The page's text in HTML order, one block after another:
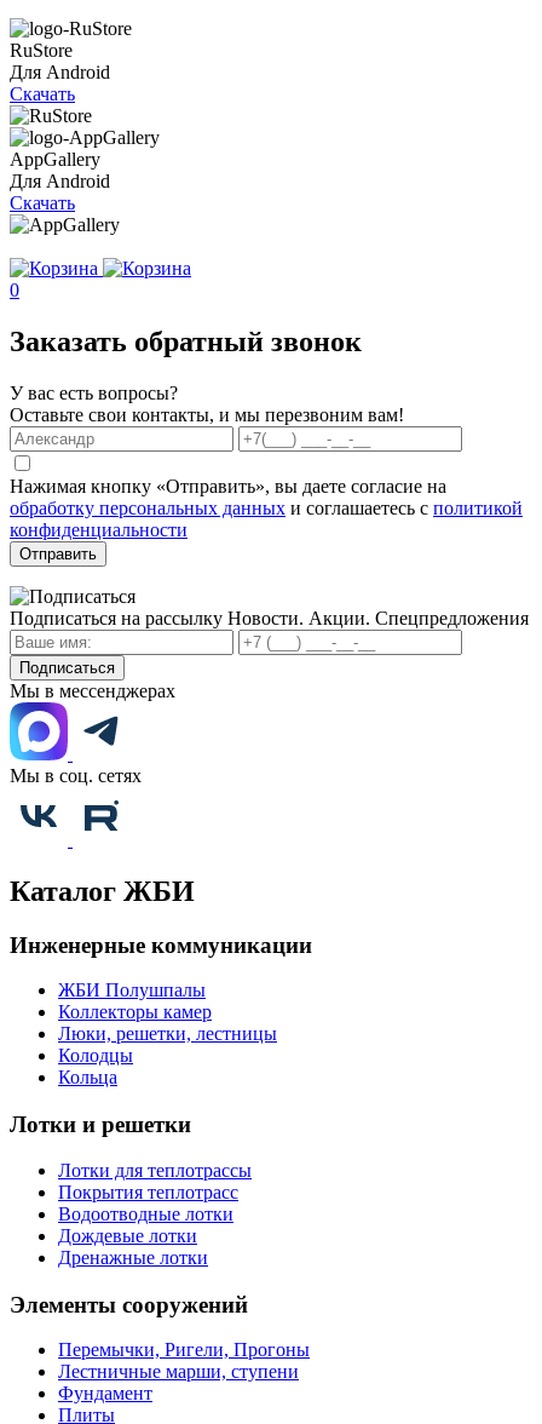
RuStore
Для Android
Скачать
AppGallery
Для Android
Скачать
0
Заказать обратный звонок
У вас есть вопросы?
Оставьте свои контакты, и мы перезвоним вам!
Нажимая кнопку «Отправить», вы даете согласие на
обработку персональных данных и соглашаетесь с политикой
конфиденциальности
Отправить
Подписаться на рассылку Новости. Акции. Спецпредложения
Подписаться
Мы в мессенджерах
Мы в соц. сетях
Каталог ЖБИ
Инженерные коммуникации
ЖБИ Полушпалы
Коллекторы камер
Люки, решетки, лестницы
Колодцы
Кольца
Лотки и решетки
Лотки для теплотрассы
Покрытия теплотрасс
Водоотводные лотки
Дождевые лотки
Дренажные лотки
Элементы сооружений
Перемычки, Ригели, Прогоны
Лестничные марши, ступени
Фундамент
Плиты